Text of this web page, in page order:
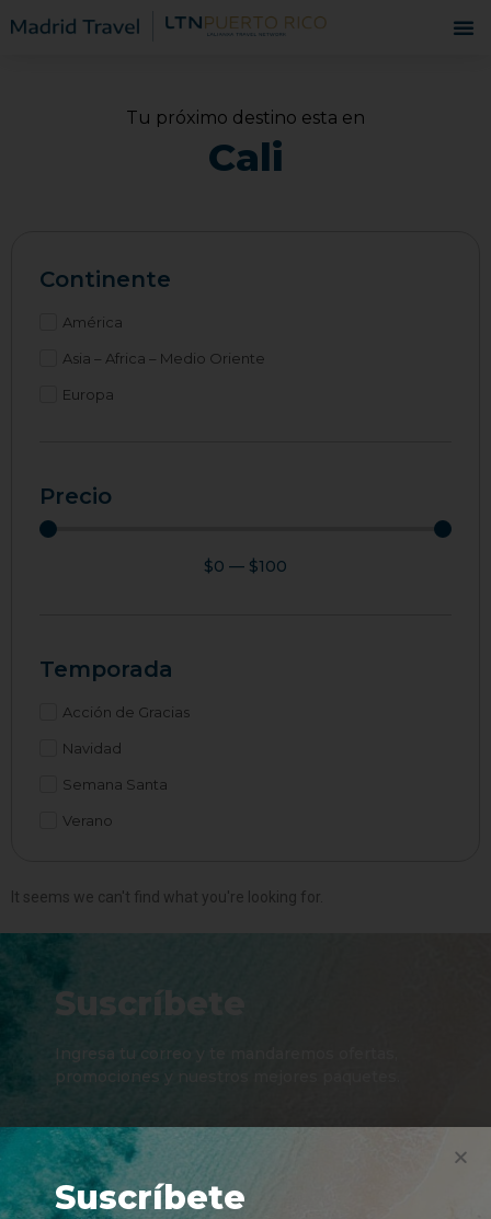
Tu próximo destino esta en
Cali
Continente
América
Asia – Africa – Medio Oriente
Europa
Precio
$0 — $100
Temporada
Acción de Gracias
Navidad
Semana Santa
Verano
It seems we can't find what you're looking for.
Suscríbete
Ingresa tu correo y te mandaremos ofertas,
promociones y nuestros mejores paquetes.
Suscríbete